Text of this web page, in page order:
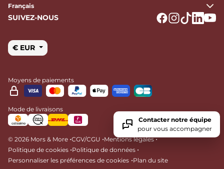
Français
SUIVEZ-NOUS
€ EUR
Moyens de paiements
Mode de livraisons
© 2026 Mors & More •CGV/CGU •Mentions légales•
Politique de cookies •Politique de données •
Personnaliser les préférences de cookies •Plan du site
Contacter notre équipe
pour vous accompagner